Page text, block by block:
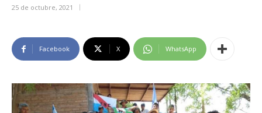
25 de octubre, 2021
Facebook X WhatsApp